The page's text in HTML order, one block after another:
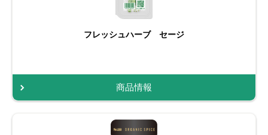
フレッシュハーブ セージ
商品情報